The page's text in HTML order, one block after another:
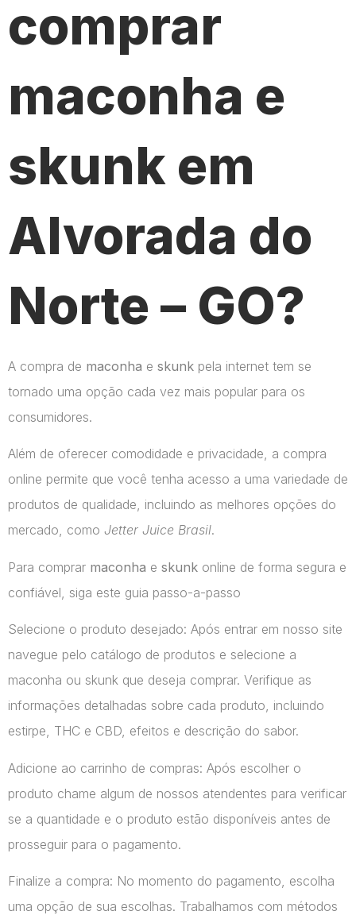
comprar
maconha e
skunk em
Alvorada do
Norte – GO?
A compra de maconha e skunk pela internet tem se
tornado uma opção cada vez mais popular para os
consumidores.
Além de oferecer comodidade e privacidade, a compra
online permite que você tenha acesso a uma variedade de
produtos de qualidade, incluindo as melhores opções do
mercado, como Jetter Juice Brasil.
Para comprar maconha e skunk online de forma segura e
confiável, siga este guia passo-a-passo
Selecione o produto desejado: Após entrar em nosso site
navegue pelo catálogo de produtos e selecione a
maconha ou skunk que deseja comprar. Verifique as
informações detalhadas sobre cada produto, incluindo
estirpe, THC e CBD, efeitos e descrição do sabor.
Adicione ao carrinho de compras: Após escolher o
produto chame algum de nossos atendentes para verificar
se a quantidade e o produto estão disponíveis antes de
prosseguir para o pagamento.
Finalize a compra: No momento do pagamento, escolha
uma opção de sua escolhas. Trabalhamos com métodos